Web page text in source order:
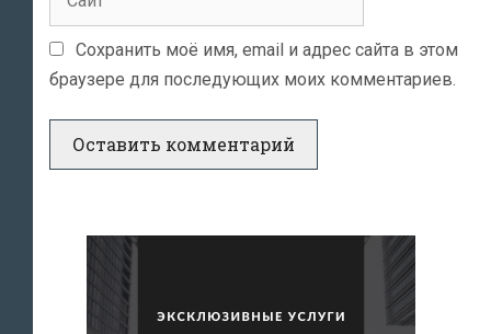
Сохранить моё имя, email и адрес сайта в этом
браузере для последующих моих комментариев.